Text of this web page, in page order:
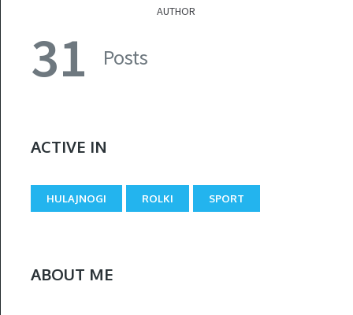
AUTHOR
31 Posts
ACTIVE IN
HULAJNOGI ROLKI SPORT
ABOUT ME